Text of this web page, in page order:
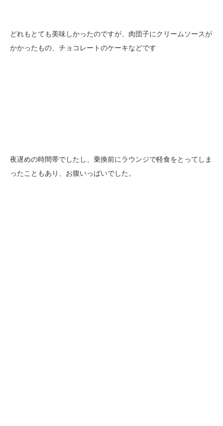
どれもとても美味しかったのですが、肉団子にクリームソースが
かかったもの、チョコレートのケーキなどです
夜遅めの時間帯でしたし、乗換前にラウンジで軽食をとってしま
ったこともあり、お腹いっぱいでした。